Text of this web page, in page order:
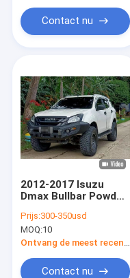
Contact nu
2012-2017 Isuzu
Dmax Bullbar Powder
van de Staal4x4 Kruk
Prijs:300-350usd
MOQ:10
Ontvang de meest recente Prijs
Contact nu